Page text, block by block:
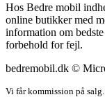
Hos Bedre mobil
online butikker med
information om
forbehold for fejl.
bedremobil.dk ©
Vi får kommission på